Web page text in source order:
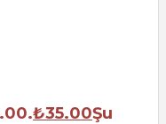
₺35.00Şu